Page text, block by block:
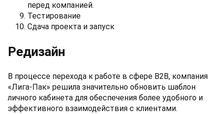
перед компанией.
Тестирование
Сдача проекта и запуск
Редизайн
В процессе перехода к работе в сфере B2B, компания
«Лига-Пак» решила значительно обновить шаблон
личного кабинета для обеспечения более удобного и
эффективного взаимодействия с клиентами.